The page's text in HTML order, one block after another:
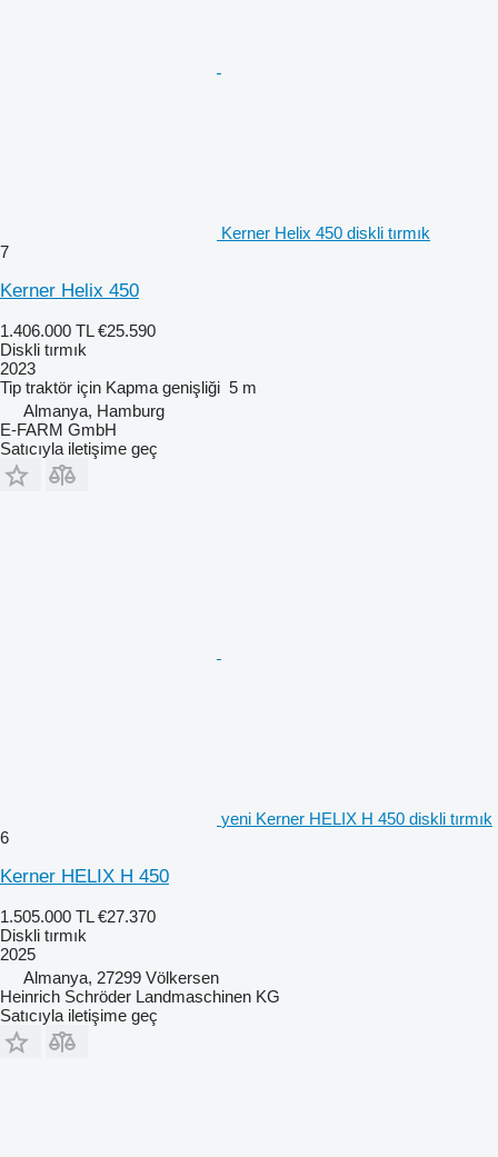
Kerner Helix 450 diskli tırmık
7
Kerner Helix 450
1.406.000 TL €25.590
Diskli tırmık
2023
Tip traktör için Kapma genişliği 5 m
Almanya, Hamburg
E-FARM GmbH
Satıcıyla iletişime geç
yeni Kerner HELIX H 450 diskli tırmık
6
Kerner HELIX H 450
1.505.000 TL €27.370
Diskli tırmık
2025
Almanya, 27299 Völkersen
Heinrich Schröder Landmaschinen KG
Satıcıyla iletişime geç